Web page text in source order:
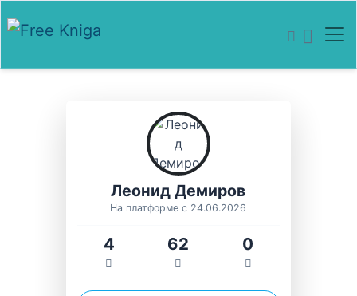
Леонид Демиров
На платформе с 24.06.2026
4 62 0